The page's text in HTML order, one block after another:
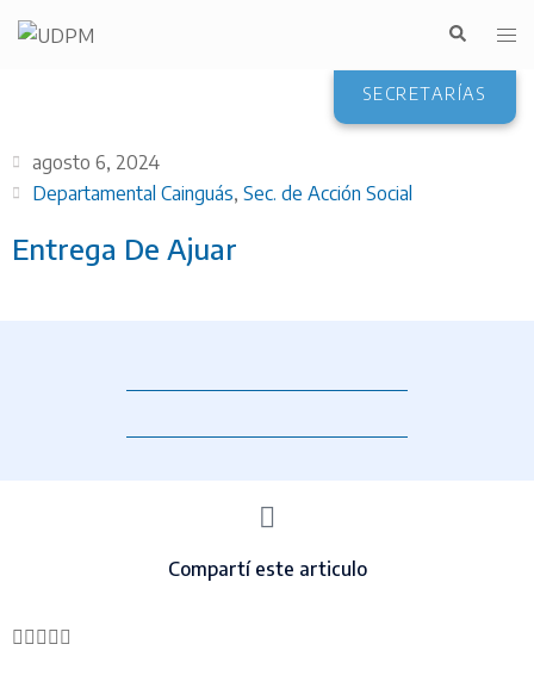
SECRETARÍAS
agosto 6, 2024
Departamental Cainguás, Sec. de Acción Social
Entrega De Ajuar
Compartí este articulo